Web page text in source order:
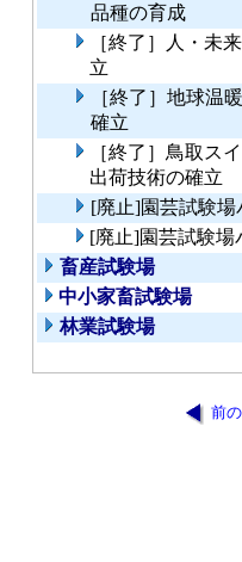
品種の育成
［終了］人・未
立
［終了］地球温
確立
［終了］鳥取ス
出荷技術の確立
[廃止]園芸試験
[廃止]園芸試験場
畜産試験場
中小家畜試験場
林業試験場
前